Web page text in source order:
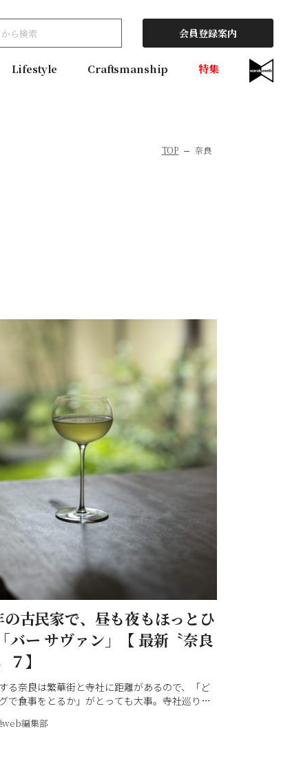
会員登録案内
Lifestyle Craftsmanship 特集
TOP 奈良
の古民家で、昼も夜もほっとひ
バー サヴァン」【 最新〝奈良
７】
る奈良は繁華街と寺社に距離があるので、「ど
で食事をとるか」がとっても大事。寺社巡りの
web編集部